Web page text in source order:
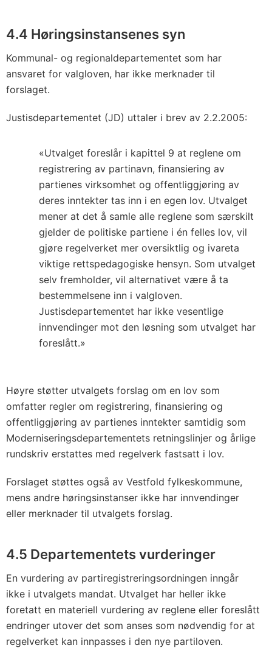
4.4 Høringsinstansenes syn
Kommunal- og regionaldepartementet som har
ansvaret for valgloven, har ikke merknader til
forslaget.
Justisdepartementet (JD) uttaler i brev av 2.2.2005:
«Utvalget foreslår i kapittel 9 at reglene om
registrering av partinavn, finansiering av
partienes virksomhet og offentliggjøring av
deres inntekter tas inn i en egen lov. Utvalget
mener at det å samle alle reglene som særskilt
gjelder de politiske partiene i én felles lov, vil
gjøre regelverket mer oversiktlig og ivareta
viktige rettspedagogiske hensyn. Som utvalget
selv fremholder, vil alternativet være å ta
bestemmelsene inn i valgloven.
Justisdepartementet har ikke vesentlige
innvendinger mot den løsning som utvalget har
foreslått.»
Høyre støtter utvalgets forslag om en lov som
omfatter regler om registrering, finansiering og
offentliggjøring av partienes inntekter samtidig som
Moderniseringsdepartementets retningslinjer og årlige
rundskriv erstattes med regelverk fastsatt i lov.
Forslaget støttes også av Vestfold fylkeskommune,
mens andre høringsinstanser ikke har innvendinger
eller merknader til utvalgets forslag.
4.5 Departementets vurderinger
En vurdering av partiregistreringsordningen inngår
ikke i utvalgets mandat. Utvalget har heller ikke
foretatt en materiell vurdering av reglene eller foreslått
endringer utover det som anses som nødvendig for at
regelverket kan innpasses i den nye partiloven.